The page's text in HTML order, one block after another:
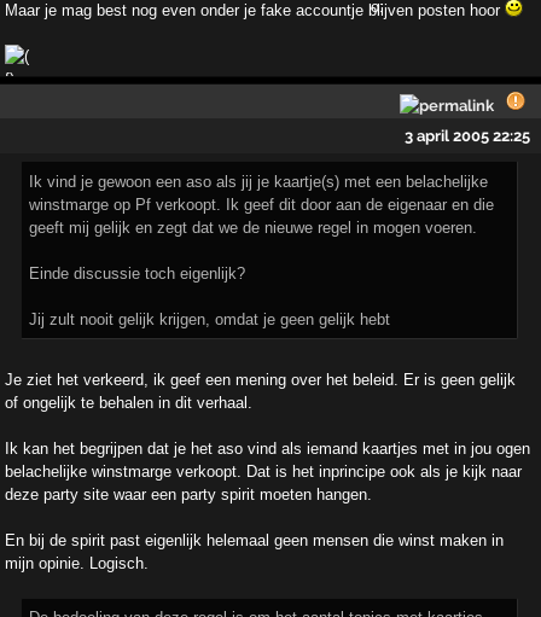
Maar je mag best nog even onder je fake accountje blijven posten hoor
3 april 2005 22:25
Ik vind je gewoon een aso als jij je kaartje(s) met een belachelijke
winstmarge op Pf verkoopt. Ik geef dit door aan de eigenaar en die
geeft mij gelijk en zegt dat we de nieuwe regel in mogen voeren.
Einde discussie toch eigenlijk?
Jij zult nooit gelijk krijgen, omdat je geen gelijk hebt
Je ziet het verkeerd, ik geef een mening over het beleid. Er is geen gelijk
of ongelijk te behalen in dit verhaal.
Ik kan het begrijpen dat je het aso vind als iemand kaartjes met in jou ogen
belachelijke winstmarge verkoopt. Dat is het inprincipe ook als je kijk naar
deze party site waar een party spirit moeten hangen.
En bij de spirit past eigenlijk helemaal geen mensen die winst maken in
mijn opinie. Logisch.